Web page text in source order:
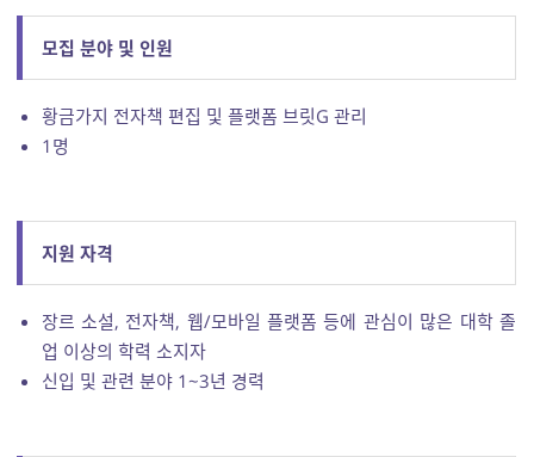
모집 분야 및 인원
황금가지 전자책 편집 및 플랫폼 브릿G 관리
1명
지원 자격
장르 소설, 전자책, 웹/모바일 플랫폼 등에 관심이 많은 대학 졸
업 이상의 학력 소지자
신입 및 관련 분야 1~3년 경력